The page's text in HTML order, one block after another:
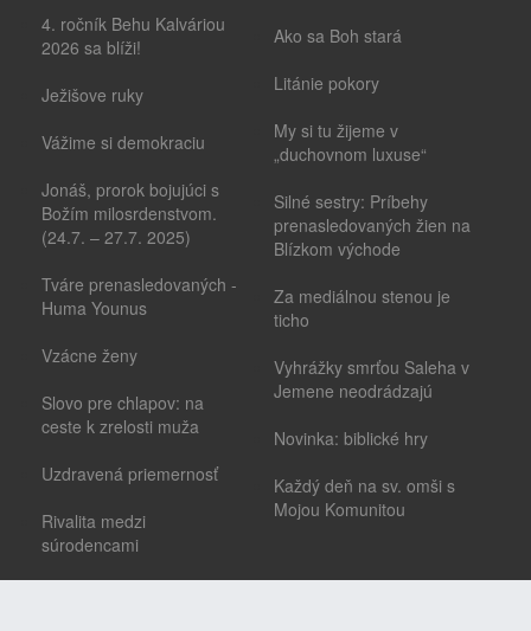
4. ročník Behu Kalváriou
2026 sa blíži!
Ježišove ruky
Vážime si demokraciu
Jonáš, prorok bojujúci s
Božím milosrdenstvom.
(24.7. – 27.7. 2025)
Tváre prenasledovaných -
Huma Younus
Vzácne ženy
Slovo pre chlapov: na
ceste k zrelosti muža
Uzdravená priemernosť
Rivalita medzi
súrodencami
Ako sa Boh stará
Litánie pokory
My si tu žijeme v
„duchovnom luxuse“
Silné sestry: Príbehy
prenasledovaných žien na
Blízkom východe
Za mediálnou stenou je
ticho
Vyhrážky smrťou Saleha v
Jemene neodrádzajú
Novinka: biblické hry
Každý deň na sv. omši s
Mojou Komunitou